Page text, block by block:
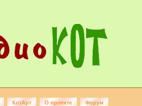
КотАрт О проекте Форум